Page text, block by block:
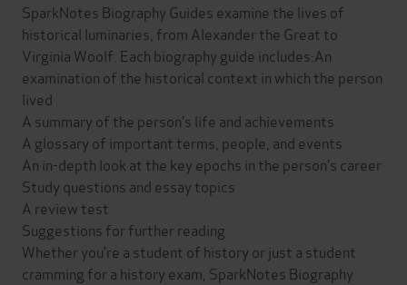
SparkNotes Biography Guides examine the lives of
historical luminaries, from Alexander the Great to
Virginia Woolf. Each biography guide includes:An
examination of the historical context in which the person
lived
A summary of the person’s life and achievements
A glossary of important terms, people, and events
An in-depth look at the key epochs in the person’s career
Study questions and essay topics
A review test
Suggestions for further reading
Whether you’re a student of history or just a student
cramming for a history exam, SparkNotes Biography